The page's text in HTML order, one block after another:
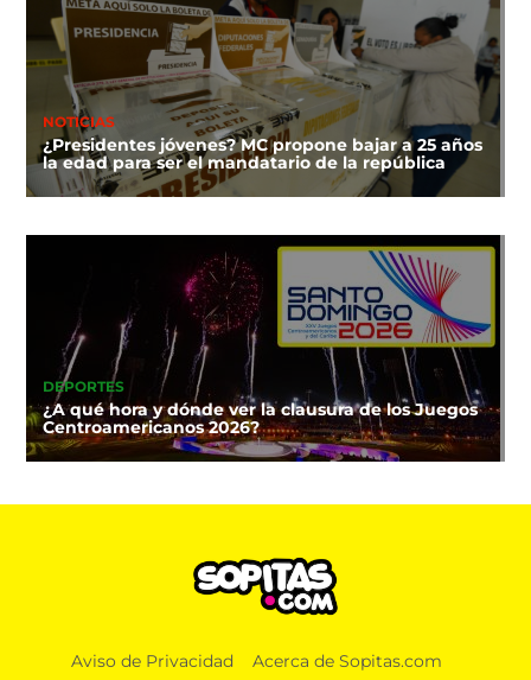
NOTICIAS
¿Presidentes jóvenes? MC propone bajar a 25 años
la edad para ser el mandatario de la república
DEPORTES
¿A qué hora y dónde ver la clausura de los Juegos
Centroamericanos 2026?
Aviso de Privacidad Acerca de Sopitas.com